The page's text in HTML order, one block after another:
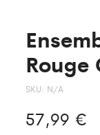
Rouge
SKU: N/A
57,99 €